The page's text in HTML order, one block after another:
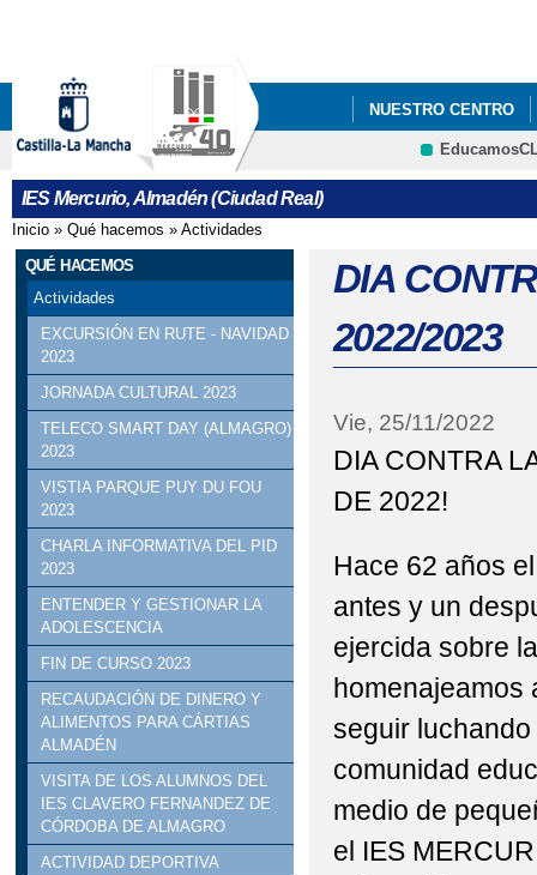
NUESTRO CENTRO
FONDO SOCIAL
IES Mercurio, Almadén (Ciudad Real)
Se encuentra usted aquí
Inicio » Qué hacemos » Actividades
QUÉ HACEMOS
Actividades
EXCURSIÓN EN RUTE - NAVIDAD
2023
JORNADA CULTURAL 2023
TELECO SMART DAY (ALMAGRO)
2023
VISTIA PARQUE PUY DU FOU
2023
CHARLA INFORMATIVA DEL PID
2023
ENTENDER Y GESTIONAR LA
ADOLESCENCIA
FIN DE CURSO 2023
RECAUDACIÓN DE DINERO Y
ALIMENTOS PARA CÁRTIAS
ALMADÉN
VISITA DE LOS ALUMNOS DEL
IES CLAVERO FERNANDEZ DE
CÓRDOBA DE ALMAGRO
ACTIVIDAD DEPORTIVA
DIA
2022/2023
Vie, 25/11/2022
DIA CONTRA
DE 2022!
Hace 62 años
antes y un
ejercida sobre
homenajeamos
seguir
comunidad
medio de
el IES